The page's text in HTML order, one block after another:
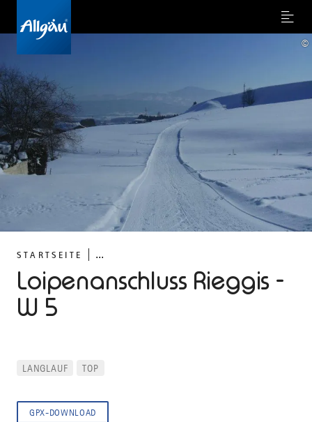
Menu
STARTSEITE ...
Loipenanschluss Rieggis -
W 5
©
LANGLAUF TOP
GPX-DOWNLOAD